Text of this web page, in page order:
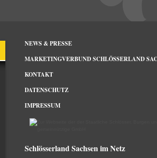
NEWS & PRESSE
MARKETINGVERBUND SCHLÖSSERLAND
KONTAKT
DATENSCHUTZ
IMPRESSUM
Schlösserland Sachsen im Netz